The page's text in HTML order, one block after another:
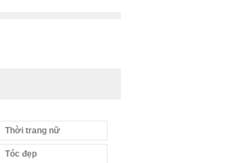
Thời trang nữ
Tóc đẹp